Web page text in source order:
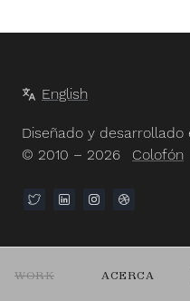
WORK ACERCA
English
Diseñado y desarrollado
© 2010 – 2026
Colofón